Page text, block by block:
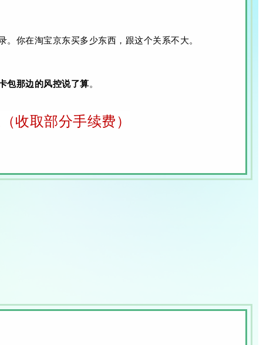
你在淘宝京东买多少东西，跟这个关系不大。
包那边的风控说了算。
收取部分手续费）